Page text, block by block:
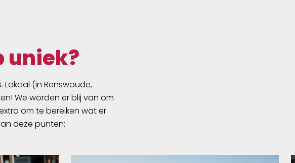
uniek?
Lokaal (in Renswoude,
We worden er blij van om
om te bereiken wat er
deze punten: